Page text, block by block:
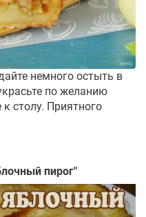
немного остыть в
по желанию
столу. Приятного
пирог"